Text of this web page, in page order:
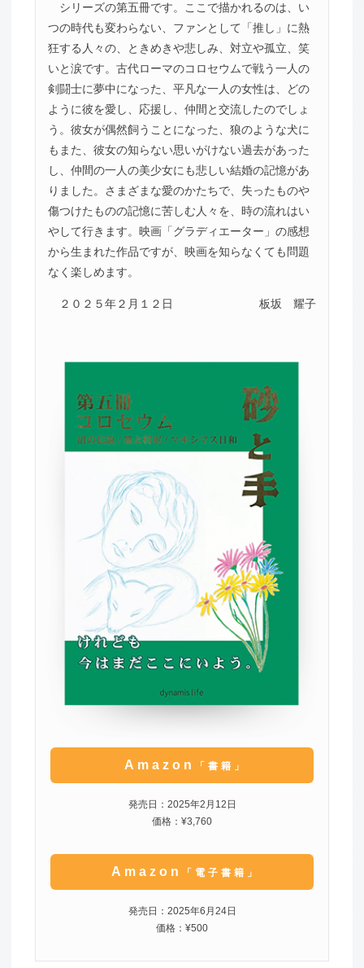
シリーズの第五冊です。ここで描かれるのは、い
つの時代も変わらない、ファンとして「推し」に熱
狂する人々の、ときめきや悲しみ、対立や孤立、笑
いと涙です。古代ローマのコロセウムで戦う一人の
剣闘士に夢中になった、平凡な一人の女性は、どの
ように彼を愛し、応援し、仲間と交流したのでしょ
う。彼女が偶然飼うことになった、狼のような犬に
もまた、彼女の知らない思いがけない過去があった
し、仲間の一人の美少女にも悲しい結婚の記憶があ
りました。さまざまな愛のかたちで、失ったものや
傷つけたものの記憶に苦しむ人々を、時の流れはい
やして行きます。映画「グラディエーター」の感想
から生まれた作品ですが、映画を知らなくても問題
なく楽しめます。
２０２５年２月１２日 板坂 耀子
Amazon 「書籍」
発売日：2025年2月12日
価格：¥3,760
Amazon 「電子書籍」
発売日：2025年6月24日
価格：¥500